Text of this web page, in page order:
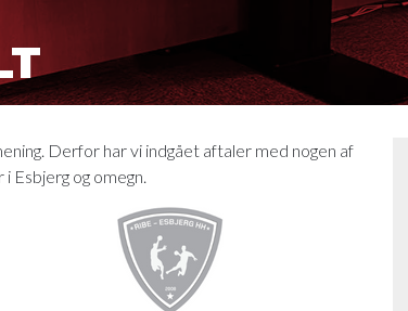
Derfor har vi indgået aftaler med nogen af
Esbjerg og omegn.